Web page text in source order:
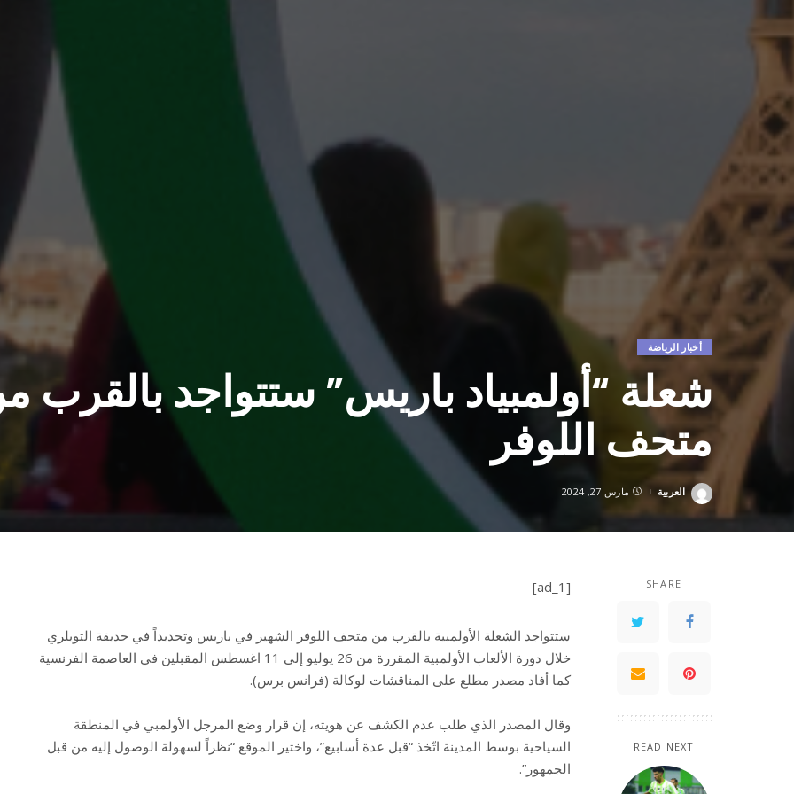
أخبار الرياضة
شعلة “أولمبياد باريس” ستتواجد بالقرب
متحف اللوفر
Posted
العربية مارس 27, 2024
SHARE
READ NEXT
[ad_1]
ستتواجد الشعلة الأولمبية بالقرب من متحف اللوفر الشهير في باريس وتحديداً في حديقة التويلري
خلال دورة الألعاب الأولمبية المقررة من 26 يوليو إلى 11 اغسطس المقبلين في العاصمة الفرنسية
كما أفاد مصدر مطلع على المناقشات لوكالة (فرانس برس).
وقال المصدر الذي طلب عدم الكشف عن هويته، إن قرار وضع المرجل الأولمبي في المنطقة
السياحية بوسط المدينة اتّخذ “قبل عدة أسابيع”، واختير الموقع “نظراً لسهولة الوصول إليه من قبل
الجمهور”.